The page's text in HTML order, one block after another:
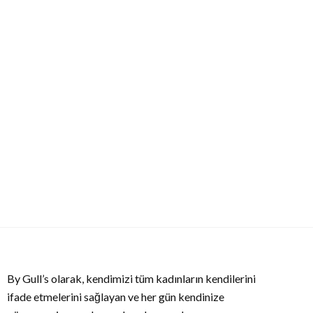
By Gull’s olarak, kendimizi tüm kadınların kendilerini
ifade etmelerini sağlayan ve her gün kendinize